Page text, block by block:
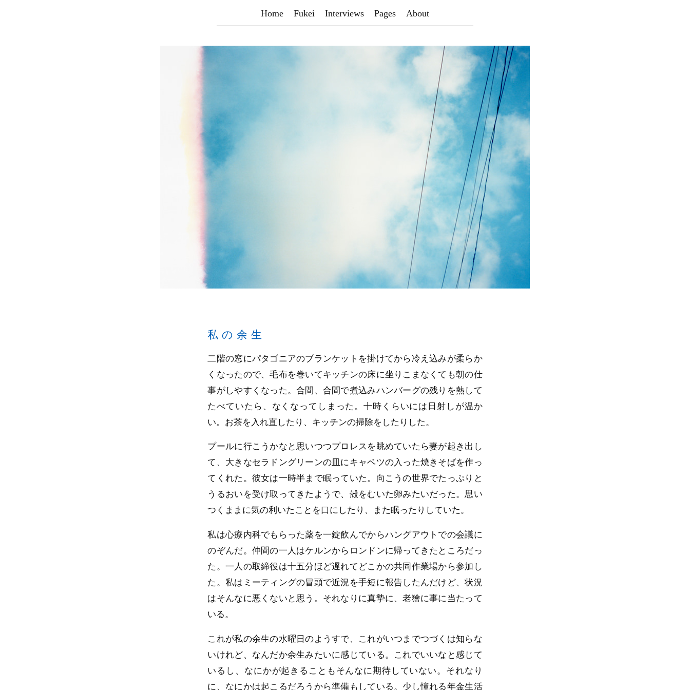
Home Fukei Interviews Pages About
私の余生
二階の窓にパタゴニアのブランケットを掛けてから冷え込みが柔らか
くなったので、毛布を巻いてキッチンの床に坐りこまなくても朝の仕
事がしやすくなった。合間、合間で煮込みハンバーグの残りを熱して
たべていたら、なくなってしまった。十時くらいには日射しが温か
い。お茶を入れ直したり、キッチンの掃除をしたりした。
プールに行こうかなと思いつつプロレスを眺めていたら妻が起き出し
て、大きなセラドングリーンの皿にキャベツの入った焼きそばを作っ
てくれた。彼女は一時半まで眠っていた。向こうの世界でたっぷりと
うるおいを受け取ってきたようで、殻をむいた卵みたいだった。思い
つくままに気の利いたことを口にしたり、また眠ったりしていた。
私は心療内科でもらった薬を一錠飲んでからハングアウトでの会議に
のぞんだ。仲間の一人はケルンからロンドンに帰ってきたところだっ
た。一人の取締役は十五分ほど遅れてどこかの共同作業場から参加し
た。私はミーティングの冒頭で近況を手短に報告したんだけど、状況
はそんなに悪くないと思う。それなりに真摯に、老獪に事に当たって
いる。
これが私の余生の水曜日のようすで、これがいつまでつづくは知らな
いけれど、なんだか余生みたいに感じている。これでいいなと感じて
いるし、なにかが起きることもそんなに期待していない。それなり
に、なにかは起こるだろうから準備もしている。少し憧れる年金生活